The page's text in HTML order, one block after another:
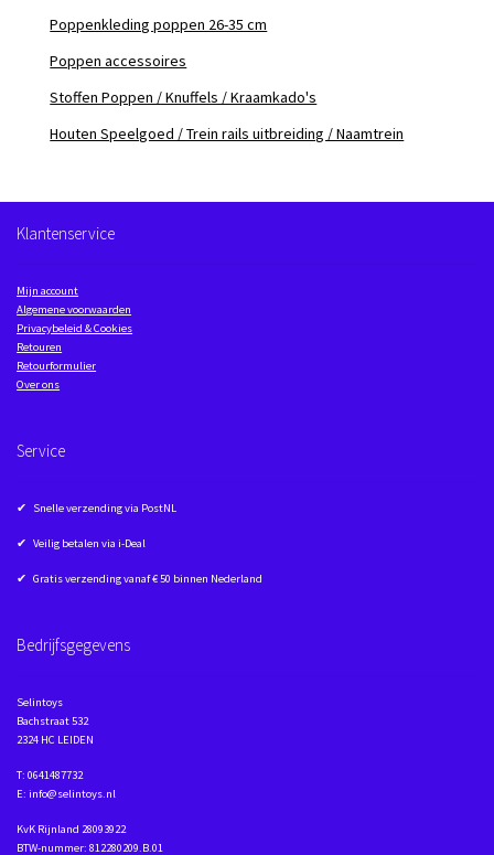
Poppenkleding poppen 26-35 cm
Poppen accessoires
Stoffen Poppen / Knuffels / Kraamkado's
Houten Speelgoed / Trein rails uitbreiding / Naamtrein
Klantenservice
Mijn account
Algemene voorwaarden
Privacybeleid & Cookies
Retouren
Retourformulier
Over ons
Service
✔ Snelle verzending via PostNL
✔ Veilig betalen via i-Deal
✔ Gratis verzending vanaf € 50 binnen Nederland
Bedrijfsgegevens
Selintoys
Bachstraat 532
2324 HC LEIDEN
T: 0641487732
E: info@selintoys.nl
KvK Rijnland 28093922
BTW-nummer: 812280209.B.01